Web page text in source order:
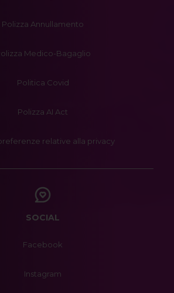
Polizza Annullamento
Medico-Bagaglio
Politica Covid
Polizza AI Act
relative alla privacy
SOCIAL
Facebook
Instagram